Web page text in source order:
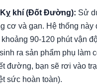
Kỵ khí (Đốt Đường): Sử
cơ và gan. Hệ thống này
90-120 phút vận
ra sản phẩm phụ làm
đường, bạn sẽ rơi vào
sức hoàn toàn).